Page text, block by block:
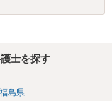
るには情報が乏し
に繋がってしまうの
士を探す
福島県